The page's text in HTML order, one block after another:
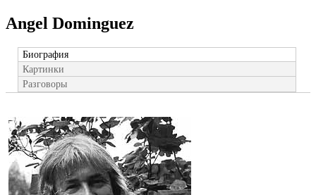
Angel Dominguez
Биография
Картинки
Разговоры